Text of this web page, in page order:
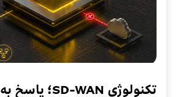
تکنولوژی SD-WAN؛ پاسخ به